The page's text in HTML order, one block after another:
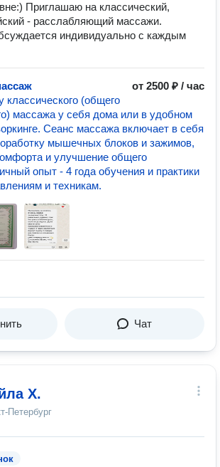
Приглашаю на классический,
- расслабляющий массажи.
индивидуально с каждым
от 2500 ₽ / час
классического (общего
массажа у себя дома или в удобном
Сеанс массажа включает в себя
мышечных блоков и зажимов,
и улучшение общего
опыт - 4 года обучения и практики
и техникам.
Чат
Х.
Петербург